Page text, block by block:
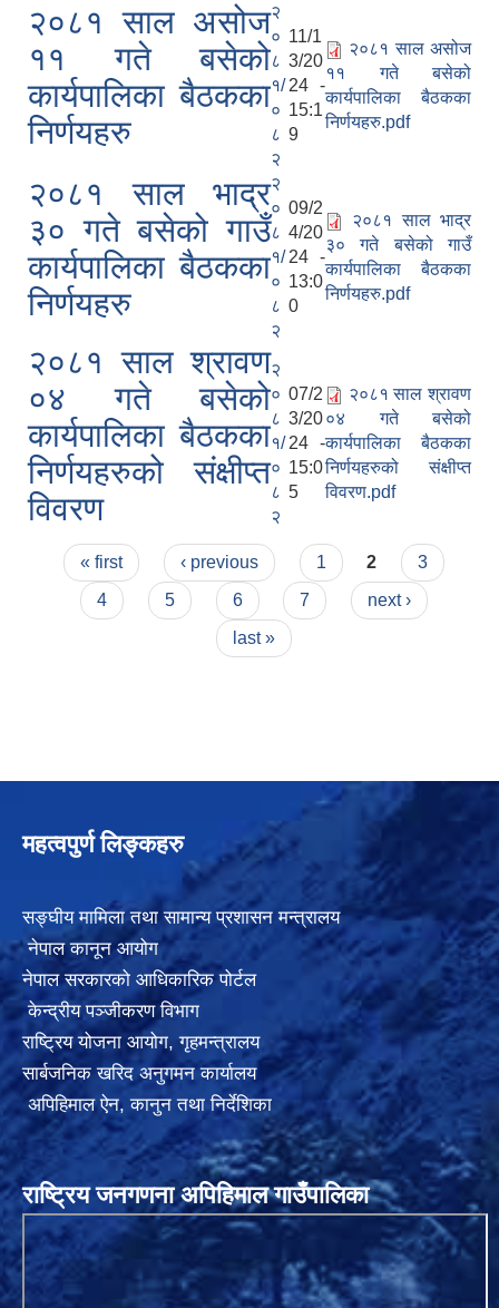
२०८१ साल असोज
११ गते बसेको
कार्यपालिका बैठकका
निर्णयहरु
२
०
८
१/
०
८
२
11/1
3/20
24 -
15:1
9
२०८१ साल असोज
११ गते बसेको
कार्यपालिका बैठकका
निर्णयहरु.pdf
२०८१ साल भाद्र
३० गते बसेको गाउँ
कार्यपालिका बैठकका
निर्णयहरु
२
०
८
१/
०
८
२
09/2
4/20
24 -
13:0
0
२०८१ साल भाद्र
३० गते बसेको गाउँ
कार्यपालिका बैठकका
निर्णयहरु.pdf
२०८१ साल श्रावण
०४ गते बसेको
कार्यपालिका बैठकका
निर्णयहरुको संक्षीप्त
विवरण
२
०
८
१/
०
८
२
07/2
3/20
24 -
15:0
5
२०८१ साल श्रावण
०४ गते बसेको
कार्यपालिका बैठकका
निर्णयहरुको संक्षीप्त
विवरण.pdf
Pages
« first ‹ previous 1 2
3
4
5 6 7
next ›
last »
महत्वपुर्ण लिङ्कहरु
सङ्घीय मामिला तथा सामान्य प्रशासन मन्त्रालय
नेपाल कानून आयोग
नेपाल सरकारको आधिकारिक पोर्टल
केन्द्रीय पञ्जीकरण विभाग
राष्ट्रिय योजना आयोग,गृहमन्त्रालय
सार्बजनिक खरिद अनुगमन कार्यालय
अपिहिमाल ऐन, कानुन तथा निर्देशिका
राष्ट्रिय जनगणना अपिहिमाल गाउँपालिका